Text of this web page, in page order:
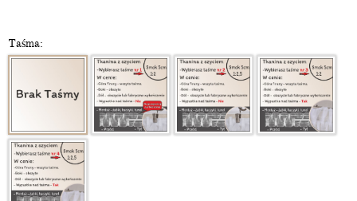
Taśma: